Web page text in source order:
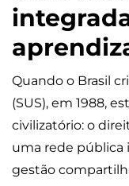
Quando o Brasil
(SUS), em 1988,
civilizatório: o
uma rede pública
gestão